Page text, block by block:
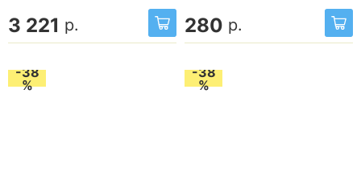
3 221 р. 280 р.
-38
%
-38
%